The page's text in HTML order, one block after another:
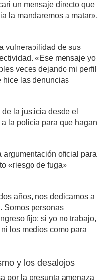
un mensaje directo que
la mandaremos a matar»,
vulnerabilidad de sus
«Ese mensaje yo
veces dejando mi perfil
hice las denuncias
la justicia desde el
la policía para que hagan
argumentación oficial para
«riesgo de fuga»
años, nos dedicamos a
Somos personas
fijo; si yo no trabajo,
los medios como para
y los desalojos
por la presunta amenaza